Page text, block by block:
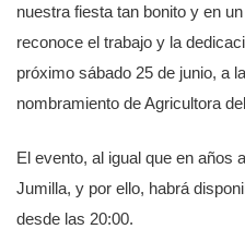
nuestra fiesta tan bonito y en
reconoce el trabajo y la
próximo sábado 25 de junio, a
nombramiento de Agricultora
El evento, al igual que en años
Jumilla, y por ello, habrá
desde las 20:00.